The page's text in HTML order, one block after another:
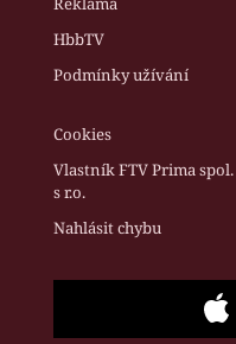
HbbTV
Podmínky užívání
Cookies
Vlastník FTV Prima spol.
s r.o.
Nahlásit chybu